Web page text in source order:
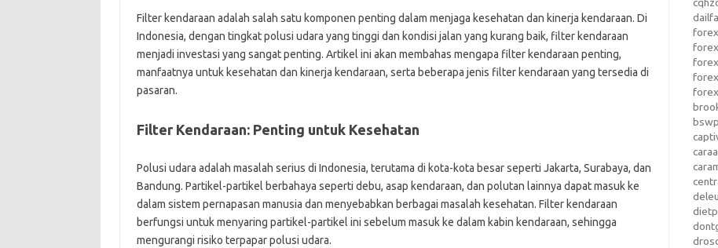
Filter kendaraan adalah salah satu komponen penting dalam menjaga kesehatan dan kinerja kendaraan. Di
Indonesia, dengan tingkat polusi udara yang tinggi dan kondisi jalan yang kurang baik, filter kendaraan
menjadi investasi yang sangat penting. Artikel ini akan membahas mengapa filter kendaraan penting,
manfaatnya untuk kesehatan dan kinerja kendaraan, serta beberapa jenis filter kendaraan yang tersedia di
pasaran.
Filter Kendaraan: Penting untuk Kesehatan
Polusi udara adalah masalah serius di Indonesia, terutama di kota-kota besar seperti Jakarta, Surabaya, dan
Bandung. Partikel-partikel berbahaya seperti debu, asap kendaraan, dan polutan lainnya dapat masuk ke
dalam sistem pernapasan manusia dan menyebabkan berbagai masalah kesehatan. Filter kendaraan
berfungsi untuk menyaring partikel-partikel ini sebelum masuk ke dalam kabin kendaraan, sehingga
mengurangi risiko terpapar polusi udara.